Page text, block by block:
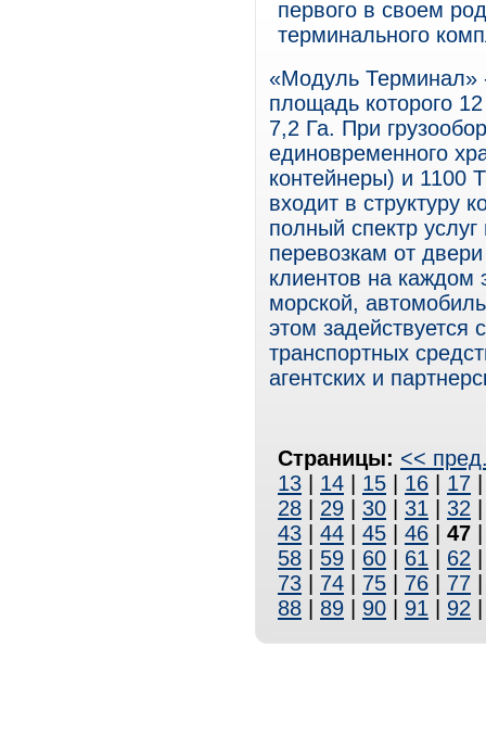
первого в своем
терминального
«Модуль Терминал»
площадь которого
7,2 Га. При
единовременного
контейнеры) и 1100
входит в структуру
полный спектр
перевозкам от
клиентов на каждом
морской,
этом задействуется
транспортных
агентских и
Страницы: <<
13
14 15 16 17
28
29 30 31 32
43
44 45 46 47
58
59 60 61 62
73
74 75 76 77
88
89 90 91 92